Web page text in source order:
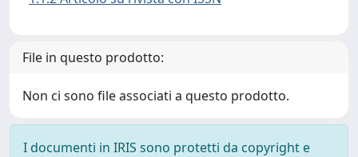
File in questo prodotto:
Non ci sono file associati a questo prodotto.
I documenti in IRIS sono protetti da copyright e